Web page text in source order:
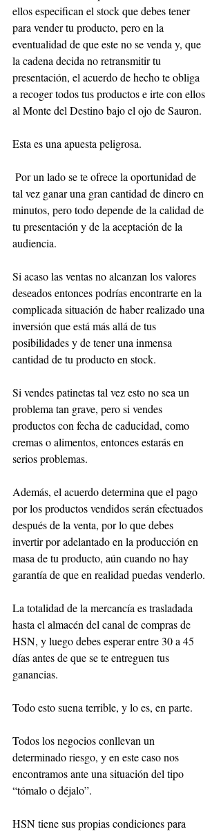
ellos especifican el stock que debes tener
para vender tu producto, pero en la
eventualidad de que este no se venda y, que
la cadena decida no retransmitir tu
presentación, el acuerdo de hecho te obliga
a recoger todos tus productos e irte con ellos
al Monte del Destino bajo el ojo de Sauron.
Esta es una apuesta peligrosa.
tal vez ganar una gran cantidad de dinero en
minutos, pero todo depende de la calidad de
tu presentación y de la aceptación de la
audiencia.
Si acaso las ventas no alcanzan los valores
deseados entonces podrías encontrarte en la
complicada situación de haber realizado una
inversión que está más allá de tus
posibilidades y de tener una inmensa
cantidad de tu producto en stock.
Si vendes patinetas tal vez esto no sea un
problema tan grave, pero si vendes
productos con fecha de caducidad, como
cremas o alimentos, entonces estarás en
serios problemas.
Además, el acuerdo determina que el pago
por los productos vendidos serán efectuados
después de la venta, por lo que debes
invertir por adelantado en la producción en
masa de tu producto, aún cuando no hay
garantía de que en realidad puedas venderlo.
La totalidad de la mercancía es trasladada
hasta el almacén del canal de compras de
HSN, y luego debes esperar entre 30 a 45
días antes de que se te entreguen tus
ganancias.
Todo esto suena terrible, y lo es, en parte.
Todos los negocios conllevan un
determinado riesgo, y en este caso nos
encontramos ante una situación del tipo
“tómalo o déjalo”.
HSN tiene sus propias condiciones para